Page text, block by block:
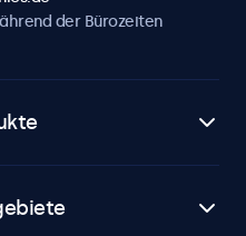
der Bürozeiten